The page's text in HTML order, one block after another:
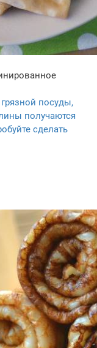
посуды,
получаются
сделать